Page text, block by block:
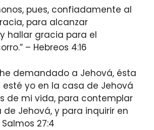
pues, confiadamente al
para alcanzar
hallar gracia para el
– Hebreos 4:16
he demandado a Jehová, ésta
esté yo en la casa de Jehová
de mi vida, para contemplar
de Jehová, y para inquirir en
27:4